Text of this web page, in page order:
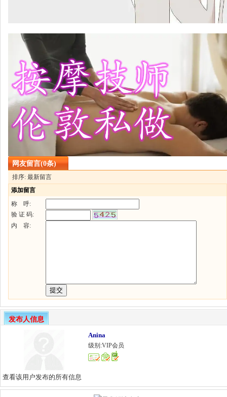
网友留言(0条)
排序: 最新留言
添加留言
称 呼:
验 证 码:
内 容:
发布人信息
Anina
级别:VIP会员
查看该用户发布的所有信息